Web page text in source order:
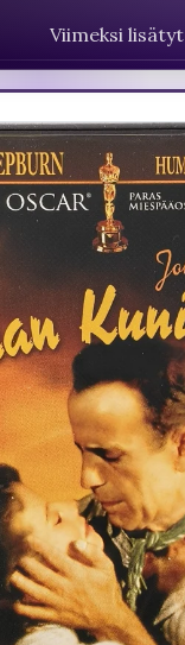
Viimeksi lisätyt